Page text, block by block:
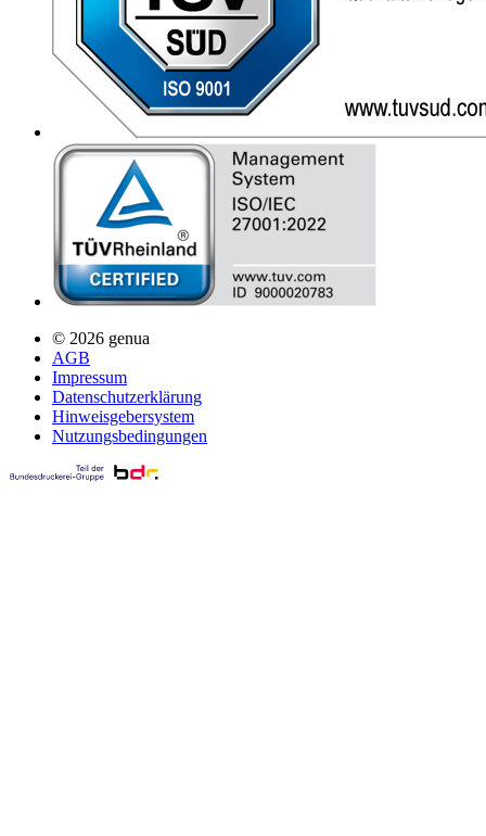
© 2026 genua
AGB
Impressum
Datenschutzerklärung
Hinweisgebersystem
Nutzungsbedingungen